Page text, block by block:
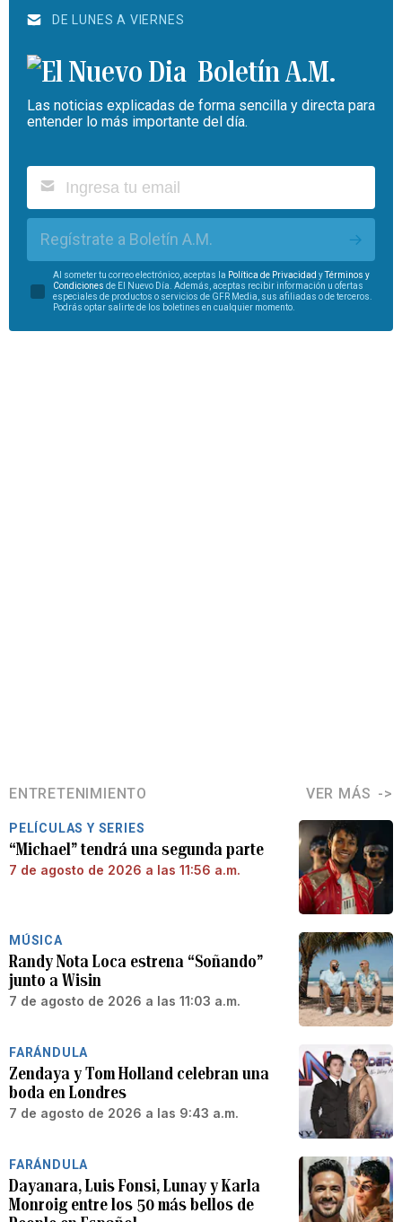
DE LUNES A VIERNES
Boletín A.M.
Las noticias explicadas de forma sencilla y directa para
entender lo más importante del día.
Regístrate a Boletín A.M.
Al someter tu correo electrónico, aceptas la Política de Privacidad yTérminos y
Condiciones de El Nuevo Día. Además, aceptas recibir información u ofertas
especiales de productos o servicios de GFR Media, sus afiliadas o de terceros.
Podrás optar salirte de los boletines en cualquier momento.
ENTRETENIMIENTO VER MÁS
PELÍCULAS Y SERIES
“Michael” tendrá una segunda parte
7 de agosto de 2026 a las 11:56 a.m.
MÚSICA
Randy Nota Loca estrena “Soñando”
junto a Wisin
7 de agosto de 2026 a las 11:03 a.m.
FARÁNDULA
Zendaya y Tom Holland celebran una
boda en Londres
7 de agosto de 2026 a las 9:43 a.m.
FARÁNDULA
Dayanara, Luis Fonsi, Lunay y Karla
Monroig entre los 50 más bellos de